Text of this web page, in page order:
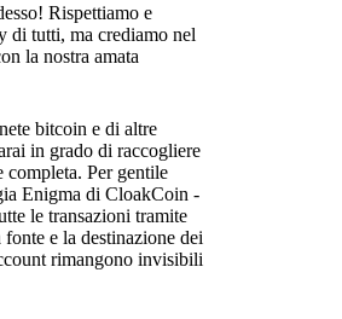
Rispettiamo e
di tutti, ma crediamo nel
la nostra amata
bitcoin e di altre
in grado di raccogliere
completa. Per gentile
Enigma di CloakCoin -
le transazioni tramite
e la destinazione dei
rimangono invisibili